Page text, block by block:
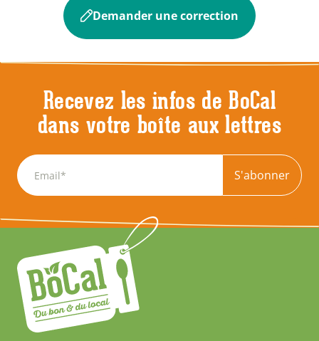
Demander une correction
Recevez les infos de BoCal
dans votre boîte aux lettres
S'abonner